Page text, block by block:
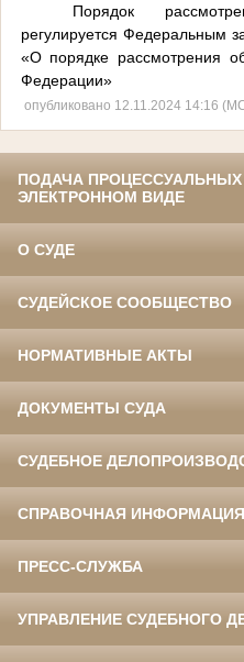
Порядок
регулируется Федеральным
«О порядке рассмотрения
Федерации»
опубликовано 12.11.2024 14:16
ПОДАЧА
ЭЛЕКТРОННОМ ВИДЕ
О СУДЕ
СУДЕЙСКОЕ СООБЩЕСТВО
НОРМАТИВНЫЕ АКТЫ
ДОКУМЕНТЫ СУДА
СУДЕБНОЕ
СПРАВОЧНАЯ ИНФОРМАЦИЯ
ПРЕСС-СЛУЖБА
УПРАВЛЕНИЕ СУДЕБНОГО